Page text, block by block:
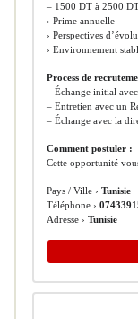
– 1500 DT à 2500
› Prime annuelle
› Perspectives
› Environnement
Process de
– Échange initial
– Entretien avec un
– Échange avec la
Comment postuler :
Cette opportunité
Pays / Ville ›Tunisie
Téléphone ›
Adresse ›Tunisie